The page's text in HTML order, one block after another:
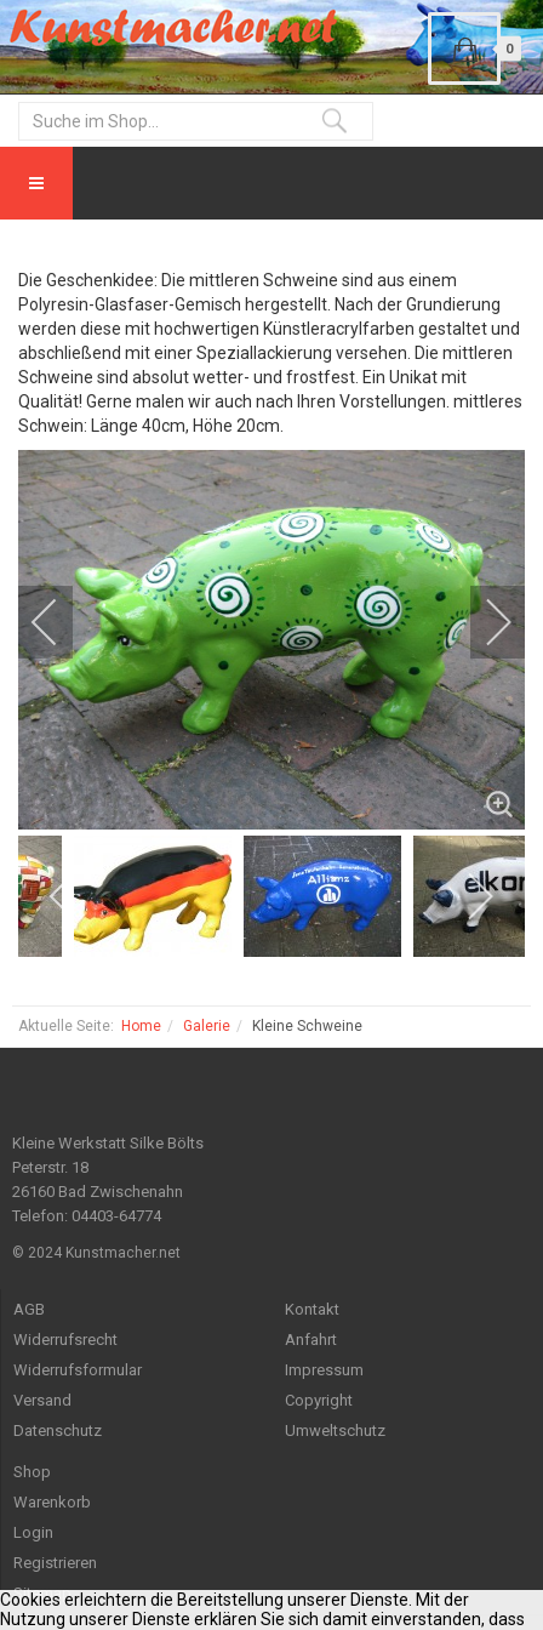
0
Die Geschenkidee: Die mittleren Schweine sind aus einem
Polyresin-Glasfaser-Gemisch hergestellt. Nach der Grundierung
werden diese mit hochwertigen Künstleracrylfarben gestaltet und
abschließend mit einer Speziallackierung versehen. Die mittleren
Schweine sind absolut wetter- und frostfest. Ein Unikat mit
Qualität! Gerne malen wir auch nach Ihren Vorstellungen. mittleres
Schwein: Länge 40cm, Höhe 20cm.
Aktuelle Seite: Home Galerie Kleine Schweine
Kleine Werkstatt Silke Bölts
Peterstr. 18
26160 Bad Zwischenahn
Telefon: 04403-64774
© 2024 Kunstmacher.net
AGB
Widerrufsrecht
Widerrufsformular
Versand
Datenschutz
Kontakt
Anfahrt
Impressum
Copyright
Umweltschutz
Shop
Warenkorb
Login
Registrieren
Sitemap
Cookies erleichtern die Bereitstellung unserer Dienste. Mit der
Nutzung unserer Dienste erklären Sie sich damit einverstanden, dass